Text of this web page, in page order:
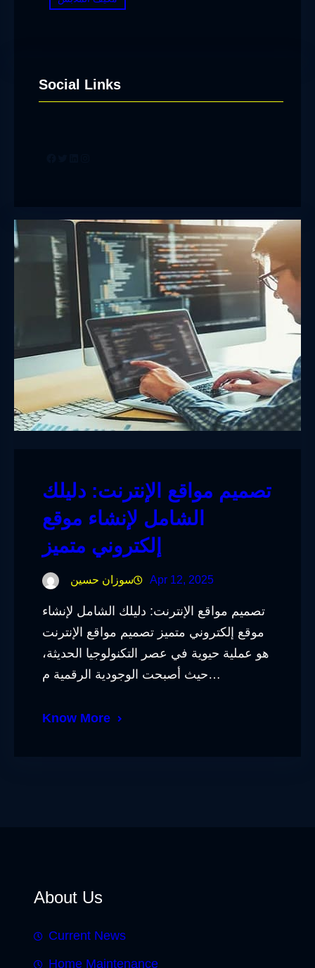
Social Links
تصميم مواقع الإنترنت: دليلك
الشامل لإنشاء موقع
إلكتروني متميز
سوزان حسين Apr 12, 2025
تصميم مواقع الإنترنت: دليلك الشامل لإنشاء
موقع إلكتروني متميز تصميم مواقع الإنترنت
هو عملية حيوية في عصر التكنولوجيا الحديثة،
حيث أصبحت الوجودية الرقمية م…
Know More
About Us
Current News
Home Maintenance